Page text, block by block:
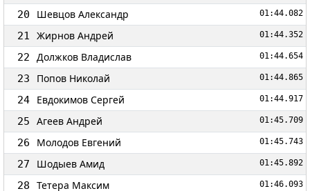
20 Шевцов Александр 01:44.082
21 Жирнов Андрей 01:44.352
22 Должков Владислав 01:44.654
23 Попов Николай 01:44.865
24 Евдокимов Сергей 01:44.917
25 Агеев Андрей 01:45.709
26 Молодов Евгений 01:45.743
27 Шодыев Амид 01:45.892
28 Тетера Максим 01:46.093